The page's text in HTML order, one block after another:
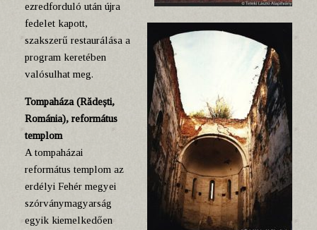
ezredforduló után újra
fedelet kapott,
szakszerű restaurálása a
program keretében
valósulhat meg.
Tompaháza (Rădești,
Románia), református
templom
A tompaházai
református templom az
erdélyi Fehér megyei
szórványmagyarság
egyik kiemelkedően